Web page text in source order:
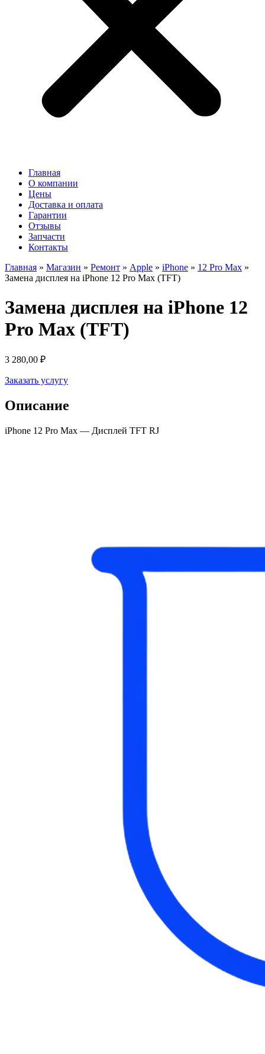
Главная
О компании
Цены
Доставка и оплата
Гарантии
Отзывы
Запчасти
Контакты
Главная » Магазин » Ремонт » Apple » iPhone » 12 Pro Max »
Замена дисплея на iPhone 12 Pro Max (TFT)
Замена дисплея на iPhone 12
Pro Max (TFT)
3 280,00 ₽
Заказать услугу
Описание
iPhone 12 Pro Мах — Дисплей TFT RJ